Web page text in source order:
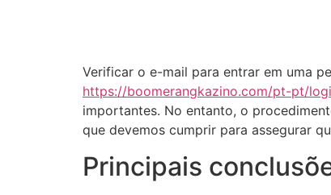
Verificar o e-mail para entrar em uma
https://boomerangkazino.com/pt-pt/
importantes. No entanto, o
que devemos cumprir para assegurar
Principais